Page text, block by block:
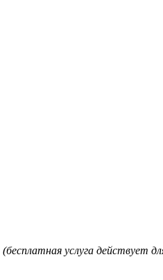
(бесплатная услуга действует